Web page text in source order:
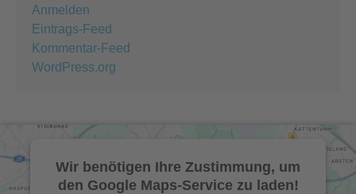
Anmelden
Eintrags-Feed
Kommentar-Feed
WordPress.org
Wir benötigen Ihre Zustimmung, um
den Google Maps-Service zu laden!